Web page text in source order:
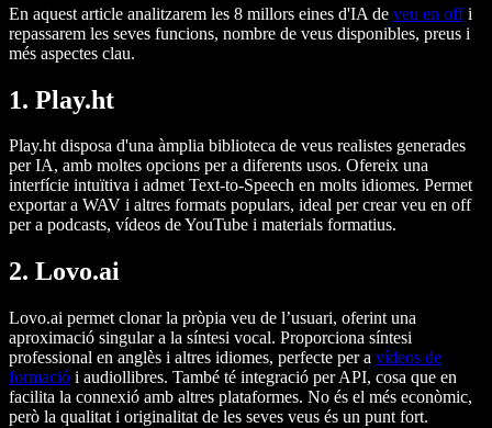
En aquest article analitzarem les 8 millors eines d'IA de veu en offi
repassarem les seves funcions, nombre de veus disponibles, preus i
més aspectes clau.
1. Play.ht
Play.ht disposa d'una àmplia biblioteca de veus realistes generades
per IA, amb moltes opcions per a diferents usos. Ofereix una
interfície intuïtiva i admet Text-to-Speech en molts idiomes. Permet
exportar a WAV i altres formats populars, ideal per crear veu en off
per a podcasts, vídeos de YouTube i materials formatius.
2. Lovo.ai
Lovo.ai permet clonar la pròpia veu de l’usuari, oferint una
aproximació singular a la síntesi vocal. Proporciona síntesi
professional en anglès i altres idiomes, perfecte per a vídeos de
formació i audiollibres. També té integració per API, cosa que en
facilita la connexió amb altres plataformes. No és el més econòmic,
però la qualitat i originalitat de les seves veus és un punt fort.